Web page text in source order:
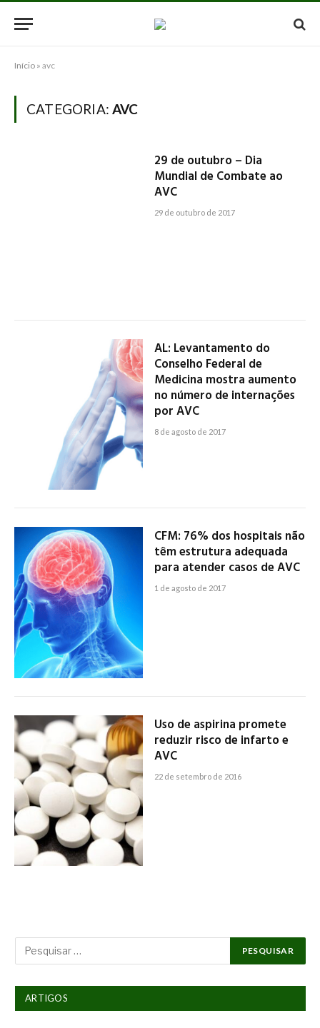
Início » avc
CATEGORIA:AVC
29 de outubro – Dia
Mundial de Combate ao
AVC
29 de outubro de 2017
AL: Levantamento do
Conselho Federal de
Medicina mostra aumento
no número de internações
por AVC
8 de agosto de 2017
CFM: 76% dos hospitais não
têm estrutura adequada
para atender casos de AVC
1 de agosto de 2017
Uso de aspirina promete
reduzir risco de infarto e
AVC
22 de setembro de 2016
ARTIGOS